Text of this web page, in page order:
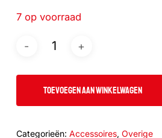
7 op voorraad
TOEVOEGEN AAN WINKELWAGEN
Categorieën: Accessoires, Overige